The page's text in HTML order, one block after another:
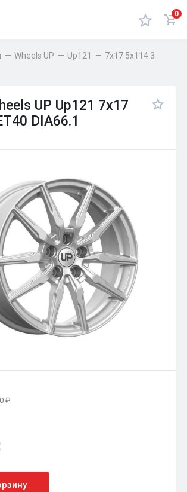
0
— Wheels UP — Up121 — 7x17 5x114.3
UP Up121 7x17
DIA66.1
₽